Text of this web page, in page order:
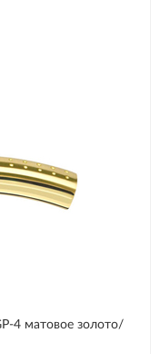
4 матовое золото/